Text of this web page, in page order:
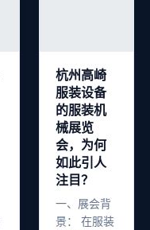
杭州高崎
服装设备
的服装机
械展览
会，为何
如此引人
注目？
一、展会背
景： 在服装